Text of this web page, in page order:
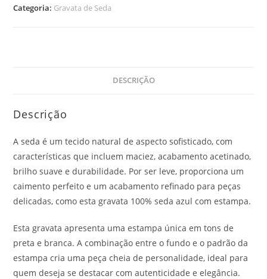
Categoria: Gravata de Seda
DESCRIÇÃO
Descrição
A seda é um tecido natural de aspecto sofisticado, com
características que incluem maciez, acabamento acetinado,
brilho suave e durabilidade. Por ser leve, proporciona um
caimento perfeito e um acabamento refinado para peças
delicadas, como esta gravata 100% seda azul com estampa.
Esta gravata apresenta uma estampa única em tons de
preta e branca. A combinação entre o fundo e o padrão da
estampa cria uma peça cheia de personalidade, ideal para
quem deseja se destacar com autenticidade e elegância.